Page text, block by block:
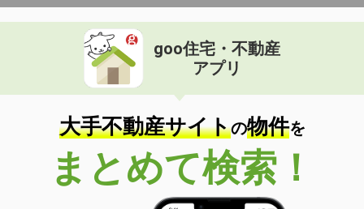
福井県福井市加茂河原１
価 格
住 所
福井県福井市加茂河原１
専有面積 55.45m²
間取り
2LDK
福井県小浜市生守
価 格
5.40万円
福井県小浜市生守
goo住宅・不動産
アプリ
大手不動産サイトの物件を
まとめて検索！